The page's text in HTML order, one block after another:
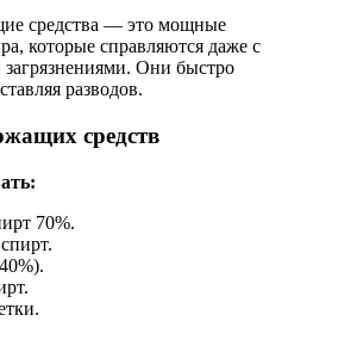
средства — это мощные
которые справляются даже с
Они быстро
разводов.
средств
70%.